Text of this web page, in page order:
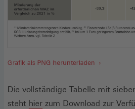
Grafik als PNG herunterladen
Die vollständige Tabelle mit
steht hier zum Download zur